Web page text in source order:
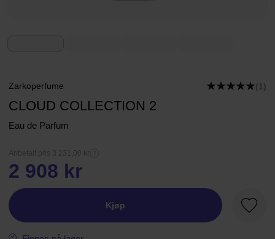
Zarkoperfume (1)
CLOUD COLLECTION 2
Eau de Parfum
Anbefalt pris 3 231,00 kr
2 908 kr
Kjøp